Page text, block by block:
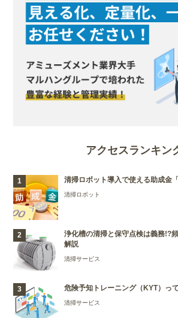
アクセスランキン
清掃ロボット導入で使える助成金
清掃ロボット
浄化槽の清掃と保守点検は義務!?
解説
清掃サービス
危険予知トレーニング（KYT）っ
清掃サービス